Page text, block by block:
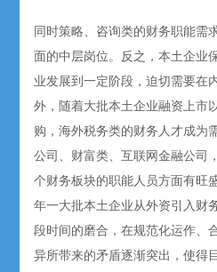
同时策略、咨询类的财务职能需
面的中层岗位。反之，本土企业
业发展到一定阶段，迫切需要在
外，随着大批本土企业融资上市
购，海外税务类的财务人才成为
公司、财富类、互联网金融公司
个财务板块的职能人员方面有旺
年一大批本土企业从外资引入财
段时间的磨合，在规范化运作、
异所带来的矛盾逐渐突出，使得